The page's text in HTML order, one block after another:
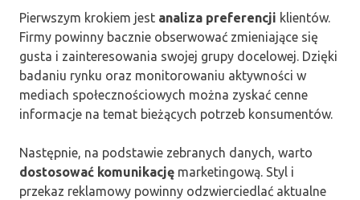
Pierwszym krokiem jest analiza preferencji klientów.
Firmy powinny bacznie obserwować zmieniające się
gusta i zainteresowania swojej grupy docelowej. Dzięki
badaniu rynku oraz monitorowaniu aktywności w
mediach społecznościowych można zyskać cenne
informacje na temat bieżących potrzeb konsumentów.
Następnie, na podstawie zebranych danych, warto
dostosować komunikację marketingową. Styl i
przekaz reklamowy powinny odzwierciedlać aktualne